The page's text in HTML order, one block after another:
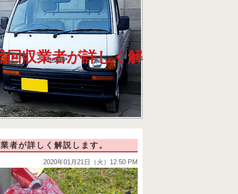
回収業者が詳しく解
者が詳しく解説します。
2020年01月21日（火）12:50 PM